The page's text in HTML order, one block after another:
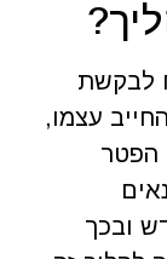
לבקשת
עצמו,
הפטר
ובכך